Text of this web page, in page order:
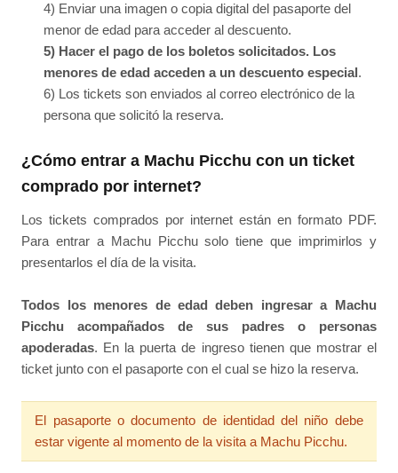
4) Enviar una imagen o copia digital del pasaporte del
menor de edad para acceder al descuento.
5) Hacer el pago de los boletos solicitados. Los
menores de edad acceden a un descuento especial .
6) Los tickets son enviados al correo electrónico de la
persona que solicitó la reserva.
¿Cómo entrar a Machu Picchu con un ticket
comprado por internet?
Los tickets comprados por internet están en formato PDF.
Para entrar a Machu Picchu solo tiene que imprimirlos y
presentarlos el día de la visita.
Todos los menores de edad deben ingresar a Machu
Picchu acompañados de sus padres o personas
apoderadas. En la puerta de ingreso tienen que mostrar el
ticket junto con el pasaporte con el cual se hizo la reserva.
El pasaporte o documento de identidad del niño debe
estar vigente al momento de la visita a Machu Picchu.